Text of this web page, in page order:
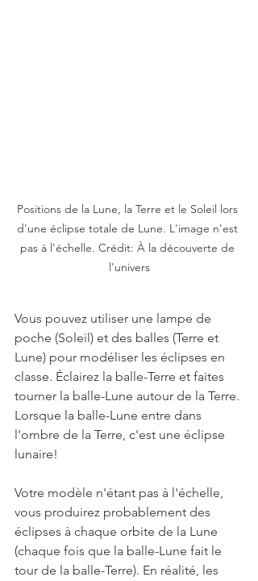
Positions de la Lune, la Terre et le Soleil lors
d'une éclipse totale de Lune. L'image n'est
pas à l'échelle. Crédit: À la découverte de
l'univers
Vous pouvez utiliser une lampe de
poche (Soleil) et des balles (Terre et
Lune) pour modéliser les éclipses en
classe. Éclairez la balle-Terre et faites
tourner la balle-Lune autour de la Terre.
Lorsque la balle-Lune entre dans
l'ombre de la Terre, c'est une éclipse
lunaire!
Votre modèle n'étant pas à l'échelle,
vous produirez probablement des
éclipses à chaque orbite de la Lune
(chaque fois que la balle-Lune fait le
tour de la balle-Terre). En réalité, les